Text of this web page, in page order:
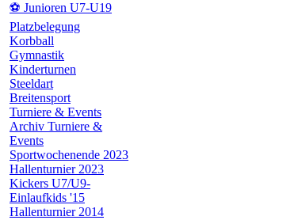
⚽ Junioren U7-U19
Platzbelegung
Korbball
Gymnastik
Kinderturnen
Steeldart
Breitensport
Turniere & Events
Archiv Turniere &
Events
Sportwochenende 2023
Hallenturnier 2023
Kickers U7/U9-
Einlaufkids '15
Hallenturnier 2014